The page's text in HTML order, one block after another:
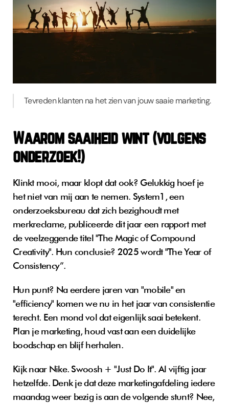
Tevreden klanten na het zien van jouw saaie marketing.
Waarom saaiheid wint (volgens
onderzoek!)
Klinkt mooi, maar klopt dat ook? Gelukkig hoef je
het niet van mij aan te nemen. System1, een
onderzoeksbureau dat zich bezighoudt met
merkreclame, publiceerde dit jaar een rapport met
de veelzeggende titel "The Magic of Compound
Creativity". Hun conclusie? 2025 wordt "The Year of
Consistency”.
Hun punt? Na eerdere jaren van "mobile" en
"efficiency" komen we nu in het jaar van consistentie
terecht. Een mond vol dat eigenlijk saai betekent.
Plan je marketing, houd vast aan een duidelijke
boodschap en blijf herhalen.
Kijk naar Nike. Swoosh + "Just Do It". Al vijftig jaar
hetzelfde. Denk je dat deze marketingafdeling iedere
maandag weer bezig is aan de volgende stunt? Nee,